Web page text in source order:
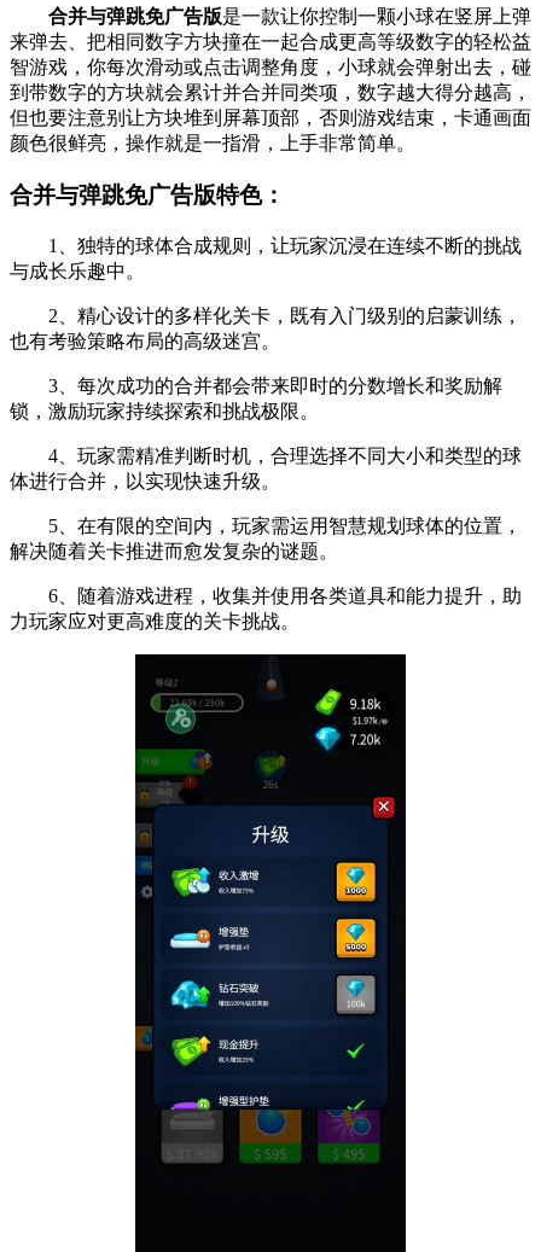
合并与弹跳免广告版是一款让你控制一颗小球在竖屏上弹
来弹去、把相同数字方块撞在一起合成更高等级数字的轻松益
智游戏，你每次滑动或点击调整角度，小球就会弹射出去，碰
到带数字的方块就会累计并合并同类项，数字越大得分越高，
但也要注意别让方块堆到屏幕顶部，否则游戏结束，卡通画面
颜色很鲜亮，操作就是一指滑，上手非常简单。
合并与弹跳免广告版特色：
1、独特的球体合成规则，让玩家沉浸在连续不断的挑战
与成长乐趣中。
2、精心设计的多样化关卡，既有入门级别的启蒙训练，
也有考验策略布局的高级迷宫。
3、每次成功的合并都会带来即时的分数增长和奖励解
锁，激励玩家持续探索和挑战极限。
4、玩家需精准判断时机，合理选择不同大小和类型的球
体进行合并，以实现快速升级。
5、在有限的空间内，玩家需运用智慧规划球体的位置，
解决随着关卡推进而愈发复杂的谜题。
6、随着游戏进程，收集并使用各类道具和能力提升，助
力玩家应对更高难度的关卡挑战。